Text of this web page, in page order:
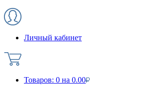
Личный кабинет
Товаров: 0 на 0.00